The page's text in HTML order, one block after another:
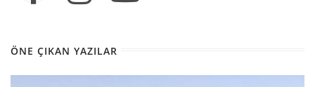
ÖNE ÇIKAN YAZILAR